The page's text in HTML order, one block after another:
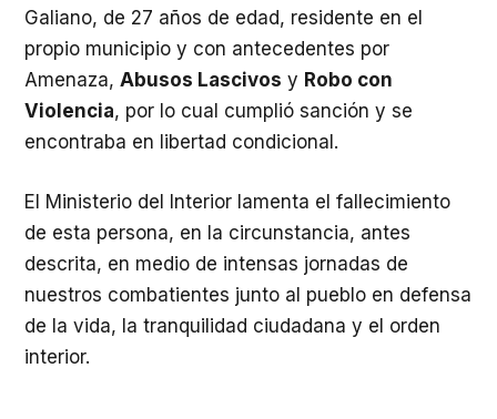
Galiano, de 27 años de edad, residente en el
propio municipio y con antecedentes por
Amenaza, Abusos Lascivos y Robo con
Violencia, por lo cual cumplió sanción y se
encontraba en libertad condicional.
El Ministerio del Interior lamenta el fallecimiento
de esta persona, en la circunstancia, antes
descrita, en medio de intensas jornadas de
nuestros combatientes junto al pueblo en defensa
de la vida, la tranquilidad ciudadana y el orden
interior.